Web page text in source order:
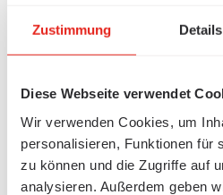
Zustimmung Details
Diese Webseite verwendet
Wir verwenden Cookies, um
personalisieren, Funktionen für
zu können und die Zugriffe auf
analysieren. Außerdem geben